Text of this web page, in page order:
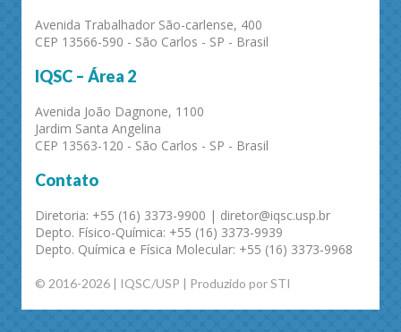
Avenida Trabalhador São-carlense, 400
CEP 13566-590 - São Carlos - SP - Brasil
IQSC – Área 2
Avenida João Dagnone, 1100
Jardim Santa Angelina
CEP 13563-120 - São Carlos - SP - Brasil
Contato
Diretoria: +55 (16) 3373-9900 | diretor@iqsc.usp.br
Depto. Físico-Química: +55 (16) 3373-9939
Depto. Química e Física Molecular: +55 (16) 3373-9968
© 2016-2026 | IQSC/USP | Produzido por STI